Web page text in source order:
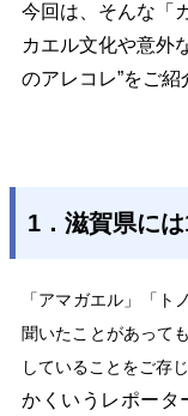
今回は、そんな「
カエル文化や意外
のアレコレ”をご紹
1．滋賀県に
「アマガエル」「ト
聞いたことがあって
していることをご存
かくいうレポータ